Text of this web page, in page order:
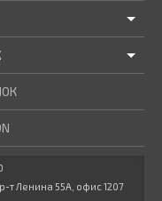
т Ленина 55А, офис 1207